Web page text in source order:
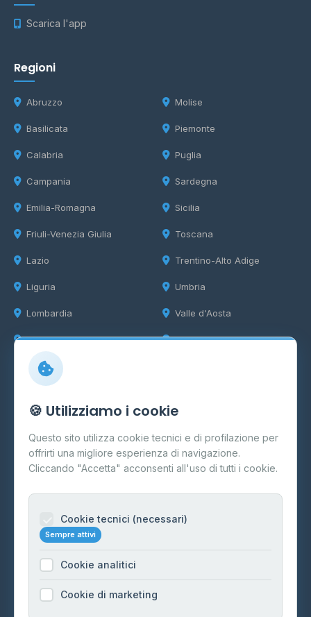
Scarica l'app
Regioni
Abruzzo
Basilicata
Calabria
Campania
Emilia-Romagna
Friuli-Venezia Giulia
Lazio
Liguria
Lombardia
Marche
Molise
Piemonte
Puglia
Sardegna
Sicilia
Toscana
Trentino-Alto Adige
Umbria
Valle d'Aosta
Veneto
Info
Cos'è il GPL
FAQ
Contatti
Informazioni legali
Cookie Policy
Preferenze Cookie
🍪 Utilizziamo i cookie
Questo sito utilizza cookie tecnici e di profilazione per
offrirti una migliore esperienza di navigazione.
Cliccando "Accetta" acconsenti all'uso di tutti i cookie.
Cookie tecnici (necessari)
Sempre attivi
Cookie analitici
Cookie di marketing